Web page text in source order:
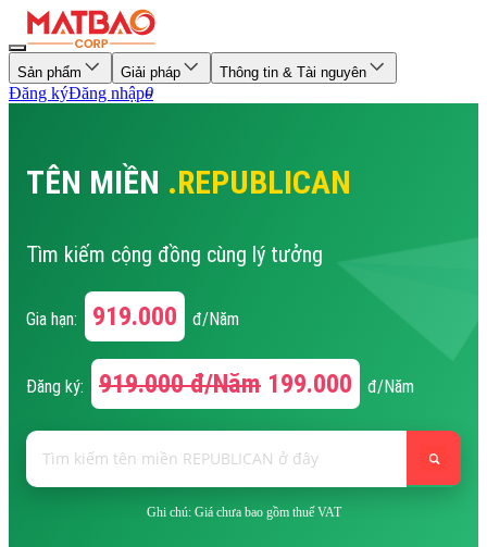
Sản phẩm Giải pháp Thông tin & Tài nguyên
Đăng kýĐăng nhập0
TÊN MIỀN .REPUBLICAN
Tìm kiếm cộng đồng cùng lý tưởng
Gia hạn: 919.000 đ/Năm
Đăng ký: 919.000 đ/Năm 199.000 đ/Năm
Ghi chú: Giá chưa bao gồm thuế VAT